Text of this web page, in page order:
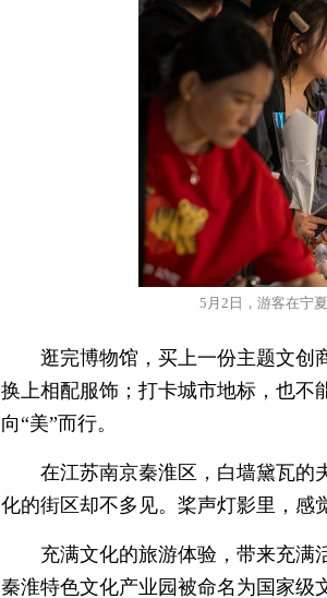
5月2日，游客在宁
逛完博物馆，买上一份主题文创
换上相配服饰；打卡城市地标，也
向“美”而行。
在江苏南京秦淮区，白墙黛瓦的
化的街区却不多见。桨声灯影里，感
充满文化的旅游体验，带来充满
秦淮特色文化产业园被命名为国家级